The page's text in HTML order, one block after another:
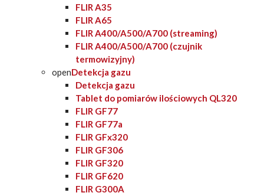
FLIR A35
FLIR A65
FLIR A400/A500/A700 (streaming)
FLIR A400/A500/A700 (czujnik
termowizyjny)
openDetekcja gazu
Detekcja gazu
Tablet do pomiarów ilościowych QL320
FLIR GF77
FLIR GF77a
FLIR GFx320
FLIR GF306
FLIR GF320
FLIR GF620
FLIR G300A